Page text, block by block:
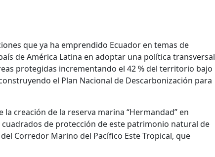
que ya ha emprendido Ecuador en temas de
de América Latina en adoptar una política transversal
protegidas incrementando el 42 % del territorio bajo
el Plan Nacional de Descarbonización para
creación de la reserva marina “Hermandad” en
de protección de este patrimonio natural de
Corredor Marino del Pacífico Este Tropical, que